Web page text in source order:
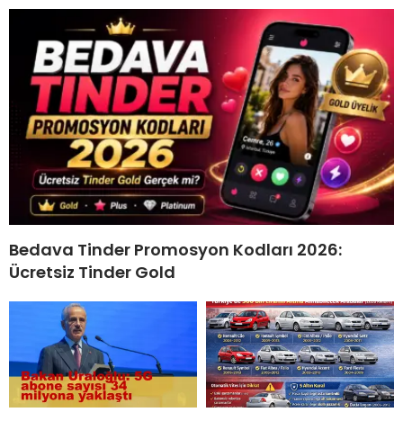
Bedava Tinder Promosyon Kodları 2026:
Ücretsiz Tinder Gold